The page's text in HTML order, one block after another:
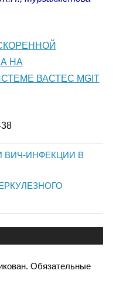
НА
ВАСТЕС MGIT
ВИЧ-ИНФЕКЦИИ В
Обязательные